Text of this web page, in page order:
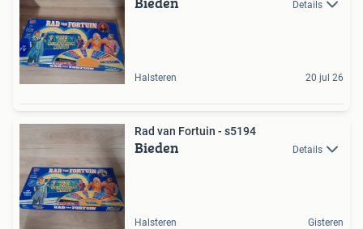
Details
Halsteren 20 jul 26
Rad van Fortuin - s5194
Bieden Details
Halsteren Gisteren